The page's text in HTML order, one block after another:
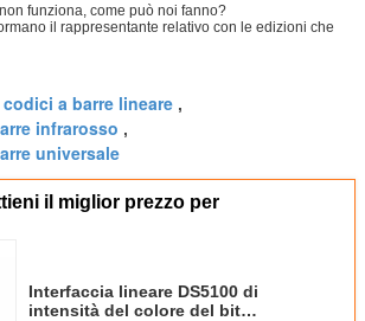
funziona, come può noi fanno?
il rappresentante relativo con le edizioni che
a barre lineare ,
infrarosso ,
universale
il miglior prezzo per
Interfaccia lineare DS5100 di
intensità del colore del bit